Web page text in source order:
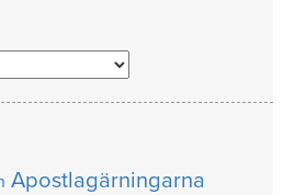
Apostlagärningarna